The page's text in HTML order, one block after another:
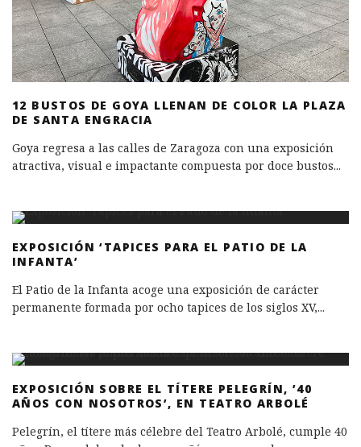
12 BUSTOS DE GOYA LLENAN DE COLOR LA PLAZA
DE SANTA ENGRACIA
Goya regresa a las calles de Zaragoza con una exposición
atractiva, visual e impactante compuesta por doce bustos...
EXPOSICIÓN ‘TAPICES PARA EL PATIO DE LA
INFANTA’
El Patio de la Infanta acoge una exposición de carácter
permanente formada por ocho tapices de los siglos XV,...
EXPOSICIÓN SOBRE EL TÍTERE PELEGRÍN, ’40
AÑOS CON NOSOTROS’, EN TEATRO ARBOLÉ
Pelegrín, el títere más célebre del Teatro Arbolé, cumple 40